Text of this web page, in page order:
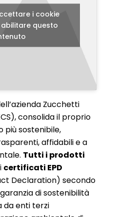
i cookie
questo
Zucchetti
consolida il proprio
più sostenibile,
affidabili e a
Tutti i prodotti
certificati EPD
Declaration) secondo
di sostenibilità
da enti terzi